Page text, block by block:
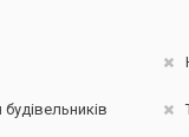
будівельників